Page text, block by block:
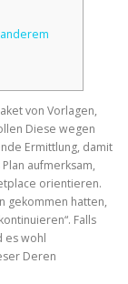
von Vorlagen,
Diese wegen
Ermittlung, damit
aufmerksam,
orientieren.
gekommen hatten,
Falls
es wohl
Deren